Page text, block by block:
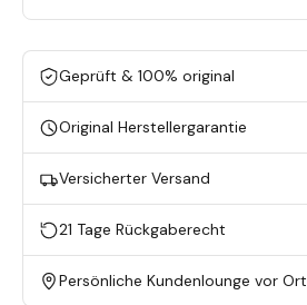
Geprüft & 100% original
Original Herstellergarantie
Versicherter Versand
21 Tage Rückgaberecht
Persönliche Kundenlounge vor Ort